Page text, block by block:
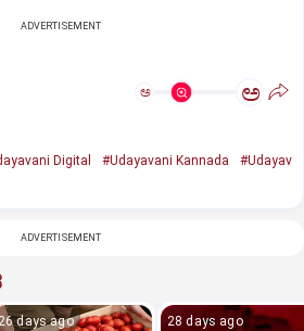
ADVERTISEMENT
ಅ ಅ
Digital #Udayavani Kannada
#Udayav
ADVERTISEMENT
26 days ago 28 days ago